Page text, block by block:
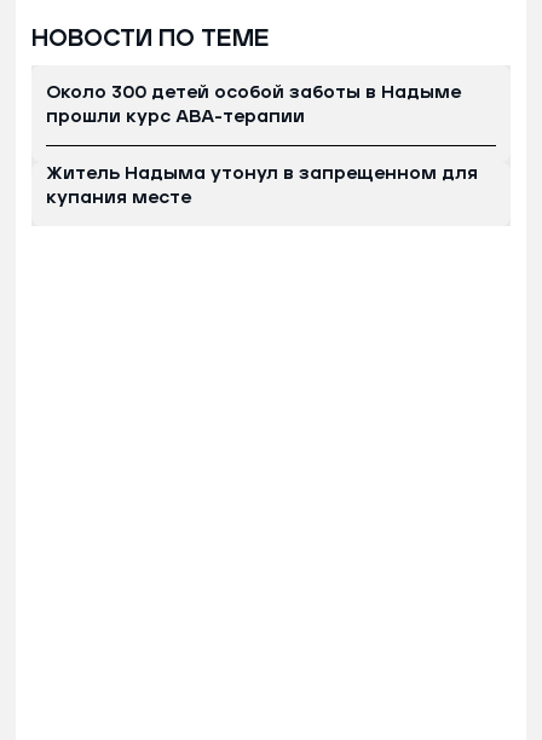
НОВОСТИ ПО ТЕМЕ
Около 300 детей особой заботы в Надыме
прошли курс АВА-терапии
Житель Надыма утонул в запрещенном для
купания месте